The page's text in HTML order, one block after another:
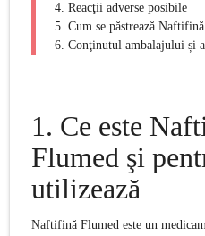
4. Reacţii adverse posibile
5. Cum se păstrează
6. Conţinutul ambalajului și
1. Ce este
Flumed şi
utilizează
Naftifină Flumed este un